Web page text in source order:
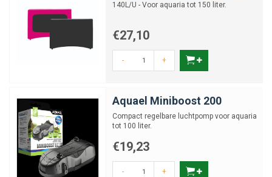
140L/U - Voor aquaria tot 150 liter.
€27,10
- +
Aquael Miniboost 200
Compact regelbare luchtpomp voor aquaria
tot 100 liter.
€19,23
- +